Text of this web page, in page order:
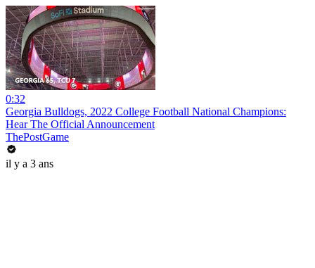
0:32
Georgia Bulldogs, 2022 College Football National Champions:
Hear The Official Announcement
ThePostGame
il y a 3 ans